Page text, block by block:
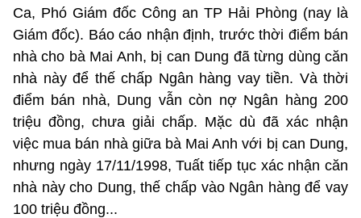
Ca, Phó Giám đốc Công an TP Hải Phòng (nay là
Giám đốc). Báo cáo nhận định, trước thời điểm bán
nhà cho bà Mai Anh, bị can Dung đã từng dùng căn
nhà này để thế chấp Ngân hàng vay tiền. Và thời
điểm bán nhà, Dung vẫn còn nợ Ngân hàng 200
triệu đồng, chưa giải chấp. Mặc dù đã xác nhận
việc mua bán nhà giữa bà Mai Anh với bị can Dung,
nhưng ngày 17/11/1998, Tuất tiếp tục xác nhận căn
nhà này cho Dung, thế chấp vào Ngân hàng để vay
100 triệu đồng...